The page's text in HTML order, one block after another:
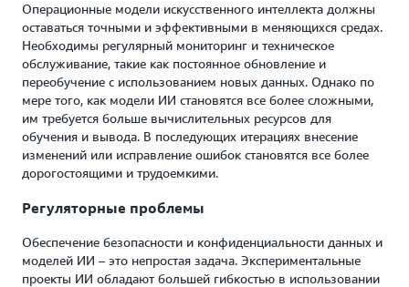
Операционные модели искусственного интеллекта должны
оставаться точными и эффективными в меняющихся средах.
Необходимы регулярный мониторинг и техническое
обслуживание, такие как постоянное обновление и
переобучение с использованием новых данных. Однако по
мере того, как модели ИИ становятся все более сложными,
им требуется больше вычислительных ресурсов для
обучения и вывода. В последующих итерациях внесение
изменений или исправление ошибок становятся все более
дорогостоящими и трудоемкими.
Регуляторные проблемы
Обеспечение безопасности и конфиденциальности данных и
моделей ИИ – это непростая задача. Экспериментальные
проекты ИИ обладают большей гибкостью в использовании